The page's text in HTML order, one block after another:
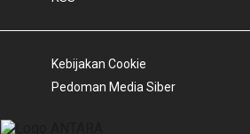
Kebijakan Cookie
Pedoman Media Siber